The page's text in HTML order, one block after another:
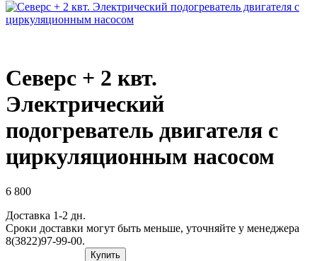
Северс + 2 квт.
Электрический
подогреватель двигателя с
циркуляционным насосом
6 800
Доставка 1-2 дн.
Сроки доставки могут быть меньше, уточняйте у менеджера
8(3822)97-99-00.
Купить